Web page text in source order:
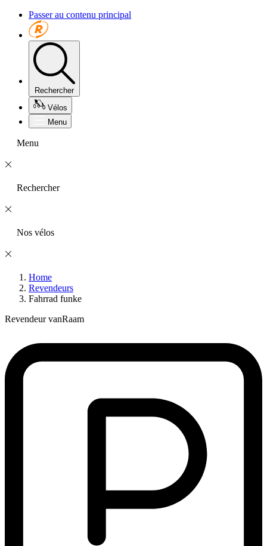
Passer au contenu principal
Rechercher
Vélos
Menu
Menu
Rechercher
Nos vélos
Home
Revendeurs
Fahrrad funke
Revendeur vanRaam